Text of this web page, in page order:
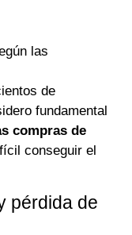
las
de
fundamental
compras de
conseguir el
pérdida de